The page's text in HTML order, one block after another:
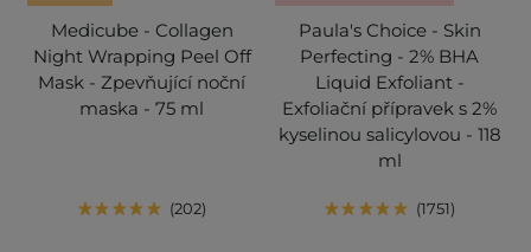
Medicube - Collagen
Night Wrapping Peel Off
Mask - Zpevňující noční
maska - 75 ml
202
Paula's Choice - Skin
Perfecting - 2% BHA
Liquid Exfoliant -
Exfoliační přípravek s 2%
kyselinou salicylovou - 118
ml
1751